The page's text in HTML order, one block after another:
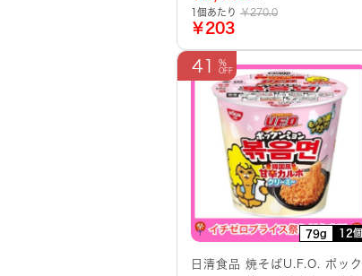
1個あたり ￥270.0
￥203
79g 12個
41
日清食品 焼そばU.F.O. ポック